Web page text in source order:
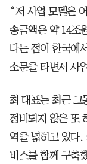
“저 사업 모델은
송금액은 약 14조
다는 점이 한국에
소문을 타면서 사
최 대표는 최근 그
정비되지 않은 또
역을 넓히고 있다.
비스를 함께 구축